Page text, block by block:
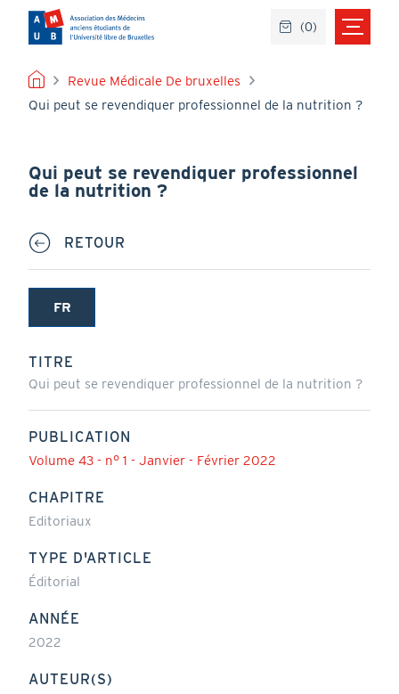
contenu
principal
FIL
D'ARIANE
Revue Médicale De bruxelles
Qui peut se revendiquer professionnel de la nutrition ?
Qui peut se revendiquer professionnel
de la nutrition ?
RETOUR
FR
(onglet
TITRE
Qui peut se revendiquer professionnel de la nutrition ?
PUBLICATION
Volume 43 - n° 1 - Janvier - Février 2022
CHAPITRE
Editoriaux
TYPE D'ARTICLE
Éditorial
ANNÉE
2022
AUTEUR(S)
(0)